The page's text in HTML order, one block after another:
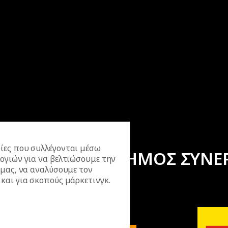
ΕΠΙΣΗΜΟΣ
που συλλέγονται μέσω
για να βελτιώσουμε την
να αναλύσουμε τον
για σκοπούς μάρκετινγκ.